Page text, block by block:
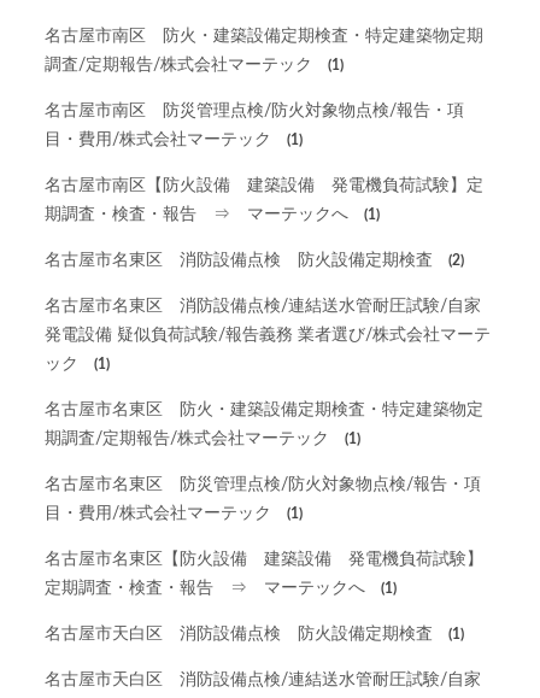
名古屋市南区 防火・建築設備定期検査・特定建築物定期
調査/定期報告/株式会社マーテック
(1)
名古屋市南区 防災管理点検/防火対象物点検/報告・項
目・費用/株式会社マーテック
(1)
名古屋市南区【防火設備 建築設備 発電機負荷試験】定
期調査・検査・報告 ⇒ マーテックへ
(1)
名古屋市名東区 消防設備点検 防火設備定期検査 (2)
名古屋市名東区 消防設備点検/連結送水管耐圧試験/自家
発電設備 疑似負荷試験/報告義務 業者選び/株式会社マーテ
ック
(1)
名古屋市名東区 防火・建築設備定期検査・特定建築物定
期調査/定期報告/株式会社マーテック
(1)
名古屋市名東区 防災管理点検/防火対象物点検/報告・項
目・費用/株式会社マーテック
(1)
名古屋市名東区【防火設備 建築設備 発電機負荷試験】
定期調査・検査・報告 ⇒ マーテックへ
(1)
名古屋市天白区 消防設備点検 防火設備定期検査 (1)
名古屋市天白区 消防設備点検/連結送水管耐圧試験/自家